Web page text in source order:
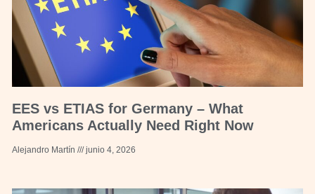
EES vs ETIAS for Germany – What
Americans Actually Need Right Now
Alejandro Martín junio 4, 2026